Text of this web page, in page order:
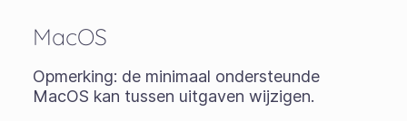
MacOS
Opmerking: de minimaal ondersteunde
MacOS kan tussen uitgaven wijzigen.